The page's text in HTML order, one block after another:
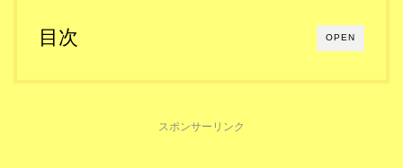
OPEN
目次
スポンサーリンク